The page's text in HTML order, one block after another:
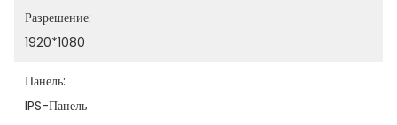
Разрешение:
1920*1080
Панель:
IPS-Панель